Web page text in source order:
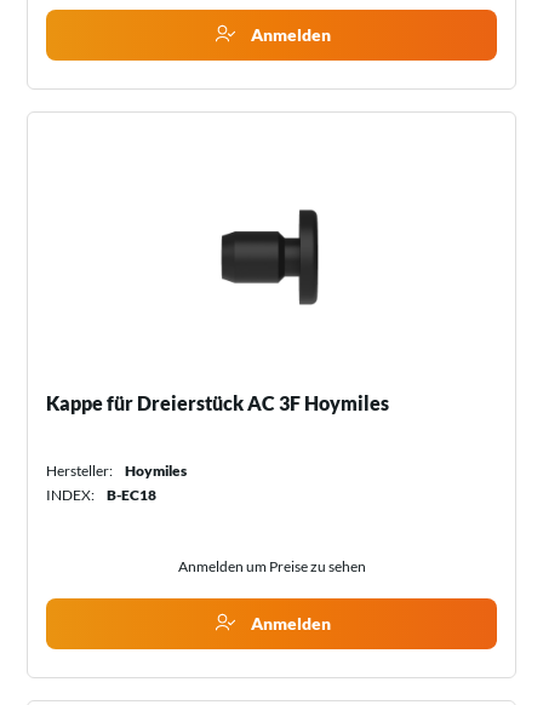
Anmelden
Kappe für Dreierstück AC 3F Hoymiles
Hersteller:
Hoymiles
INDEX:
B-EC18
Anmelden um Preise zu sehen
Anmelden